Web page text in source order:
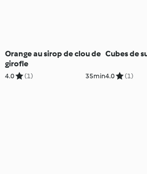
Orange au sirop de clou de
girofle
4.0 (1) 35min
Cubes de
4.0 (1)